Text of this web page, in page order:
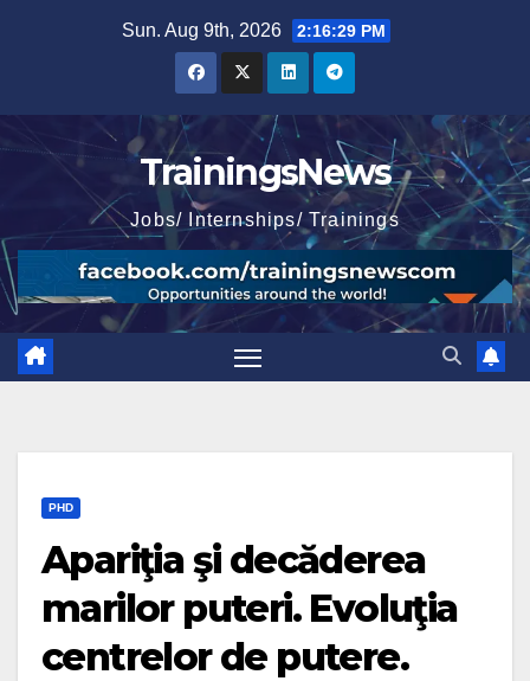
Sun. Aug 9th, 2026 2:16:30 PM
TrainingsNews
Jobs/ Internships/ Trainings
PHD
Apariţia şi decăderea
marilor puteri. Evoluţia
centrelor de putere.